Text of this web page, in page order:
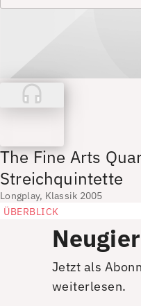
The Fine Arts
Streichquintette
Longplay, Klassik 2005
ÜBERBLICK
Jetzt als
weiterlesen.